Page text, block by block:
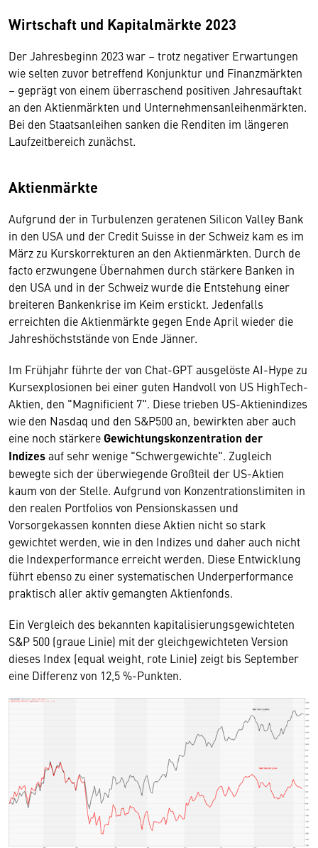
Wirtschaft und Kapitalmärkte 2023
Der Jahresbeginn 2023 war – trotz negativer Erwartungen
wie selten zuvor betreffend Konjunktur und Finanzmärkten
– geprägt von einem überraschend positiven Jahresauftakt
an den Aktienmärkten und Unternehmensanleihenmärkten.
Bei den Staatsanleihen sanken die Renditen im längeren
Laufzeitbereich zunächst.
Aktienmärkte
Aufgrund der in Turbulenzen geratenen Silicon Valley Bank
in den USA und der Credit Suisse in der Schweiz kam es im
März zu Kurskorrekturen an den Aktienmärkten. Durch de
facto erzwungene Übernahmen durch stärkere Banken in
den USA und in der Schweiz wurde die Entstehung einer
breiteren Bankenkrise im Keim erstickt. Jedenfalls
erreichten die Aktienmärkte gegen Ende April wieder die
Jahreshöchststände von Ende Jänner.
Im Frühjahr führte der von Chat-GPT ausgelöste AI-Hype zu
Kursexplosionen bei einer guten Handvoll von US HighTech-
Aktien, den "Magnificient 7". Diese trieben US-Aktienindizes
wie den Nasdaq und den S&P500 an, bewirkten aber auch
eine noch stärkere Gewichtungskonzentration der
Indizesauf sehr wenige "Schwergewichte". Zugleich
bewegte sich der überwiegende Großteil der US-Aktien
kaum von der Stelle. Aufgrund von Konzentrationslimiten in
den realen Portfolios von Pensionskassen und
Vorsorgekassen konnten diese Aktien nicht so stark
gewichtet werden, wie in den Indizes und daher auch nicht
die Indexperformance erreicht werden. Diese Entwicklung
führt ebenso zu einer systematischen Underperformance
praktisch aller aktiv gemangten Aktienfonds.
Ein Vergleich des bekannten kapitalisierungsgewichteten
S&P 500 (graue Linie) mit der gleichgewichteten Version
dieses Index (equal weight, rote Linie) zeigt bis September
eine Differenz von 12,5 %-Punkten.